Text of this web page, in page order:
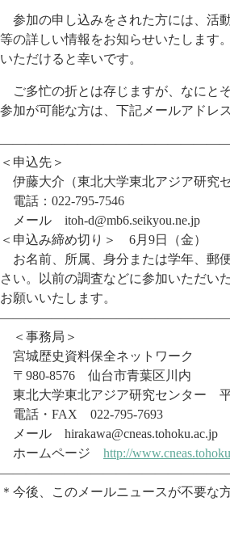
参加の申し込みをされた方には、活
等の詳しい情報をお知らせいたします
いただけると幸いです。
ご多忙の折とは存じますが、なにと
参加が可能な方は、下記メールアドレ
＜申込先＞
伊藤大介（東北大学東北アジア研究セ
電話：022-795-7546
メール itoh-d@mb6.seikyou.ne.jp
＜申込み締め切り＞ 6月9日（金）
お名前、所属、身分または学年、郵
さい。以前の調査などに参加いただい
お願いいたします。
＜事務局＞
宮城歴史資料保全ネットワーク
〒980-8576 仙台市青葉区川内
東北大学東北アジア研究センター
電話・FAX 022-795-7693
メール hirakawa@cneas.tohoku.ac.jp
ホームページ http://
＊今後、このメールニュースが不要な